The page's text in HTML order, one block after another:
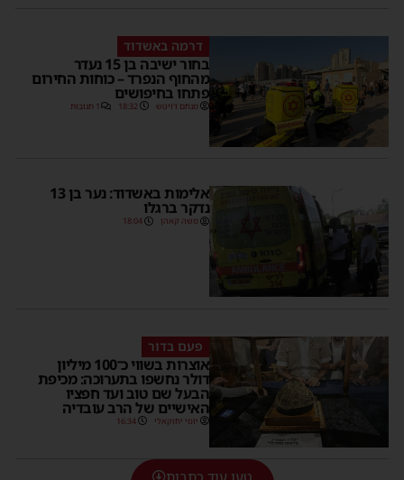
דרמה באשדוד
בחור ישיבה בן 15 נעדר
מהחוף הנפרד – כוחות החירום
פתחו בחיפושים
מנחם דויטש 18:32 1 תגובות
אלימות באשדוד: נער בן 13
נדקר ברגלו
משה קאהן 18:04
פעם בדור
אוצרות בשווי כ־100 מיליון
דולר נחשפו בתערוכה: מכיפת
הבעל שם טוב ועד חפציו
האישיים של הרב עובדיה
יוסי יחזקאלי 16:34
טען עוד כתבות